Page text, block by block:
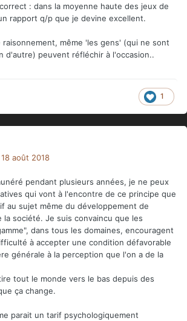
: dans la moyenne haute des jeux de
rapport q/p que je devine excellent.
même 'les gens' (qui ne sont
d'autre) peuvent réfléchir à l'occasion..
1
août 2018
pendant plusieurs années, je ne peux
qui vont à l'encontre de ce principe que
au sujet même du développement de
la société. Je suis convaincu que les
dans tous les domaines, encouragent
à accepter une condition défavorable
générale à la perception que l'on a de la
tout le monde vers le bas depuis des
ça change.
parait un tarif psychologiquement